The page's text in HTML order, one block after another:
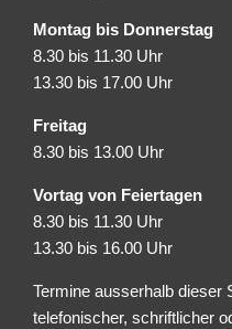
Montag bis Donnerstag
8.30 bis 11.30 Uhr
13.30 bis 17.00 Uhr
Freitag
8.30 bis 13.00 Uhr
Vortag von Feiertagen
8.30 bis 11.30 Uhr
13.30 bis 16.00 Uhr
Termine ausserhalb dieser
telefonischer, schriftlicher